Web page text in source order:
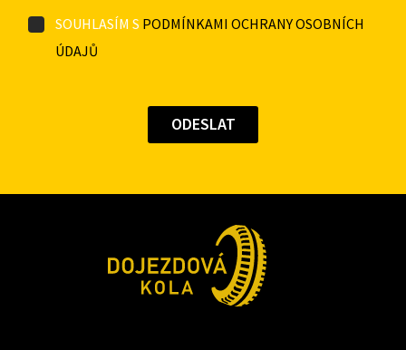
SOUHLASÍM S PODMÍNKAMI OCHRANY OSOBNÍCH
ÚDAJŮ